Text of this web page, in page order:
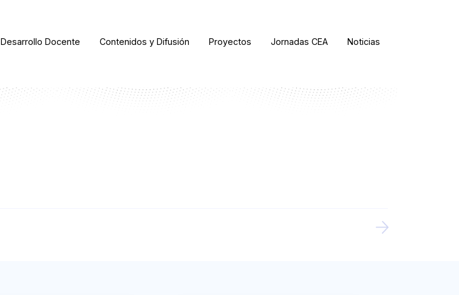
Desarrollo Docente Contenidos y Difusión Proyectos Jornadas CEA Noticias